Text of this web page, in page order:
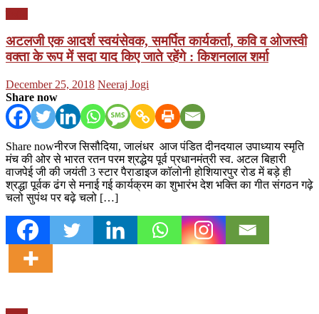
अटलजी एक आदर्श स्वयंसेवक, समर्पित कार्यकर्ता, कवि व ओजस्वी
वक्ता के रूप में सदा याद किए जाते रहेंगे : किशनलाल शर्मा
Posted
on
December 25, 2018 Author
Neeraj Jogi
Share now
Share nowनीरज सिसौदिया, जालंधर आज पंडित दीनदयाल उपाध्याय स्मृति
मंच की ओर से भारत रतन परम श्रद्धेय पूर्व प्रधानमंत्री स्व. अटल बिहारी
वाजपेई जी की जयंती 3 स्टार पैराडाइज कॉलोनी होशियारपुर रोड में बड़े ही
श्रद्धा पूर्वक ढंग से मनाई गई कार्यक्रम का शुभारंभ देश भक्ति का गीत संगठन गढ़े
चलो सुपंथ पर बढ़े चलो […]